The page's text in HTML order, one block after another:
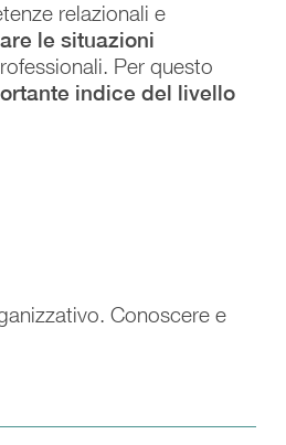
relazionali e
le situazioni
Per questo
indice del livello
Conoscere e